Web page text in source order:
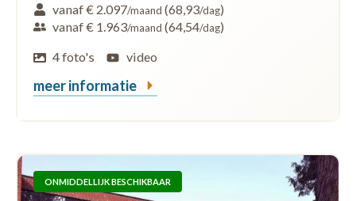
vanaf € 2.097/maand (68,93/dag)
vanaf € 1.963/maand (64,54/dag)
4 foto's
video
meer informatie
ONMIDDELLIJK BESCHIKBAAR